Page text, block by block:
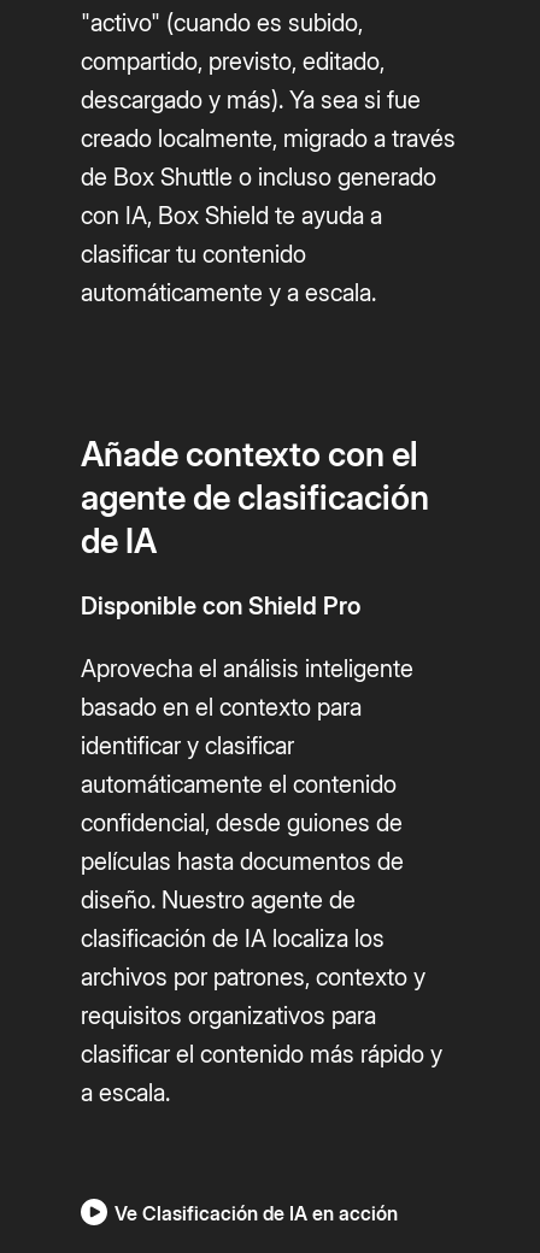
"activo" (cuando es subido,
compartido, previsto, editado,
descargado y más). Ya sea si fue
creado localmente, migrado a través
de Box Shuttle o incluso generado
con IA, Box Shield te ayuda a
clasificar tu contenido
automáticamente y a escala.
Añade contexto con el
agente de clasificación
de IA
Disponible con Shield Pro
Aprovecha el análisis inteligente
basado en el contexto para
identificar y clasificar
automáticamente el contenido
confidencial, desde guiones de
películas hasta documentos de
diseño. Nuestro agente de
clasificación de IA localiza los
archivos por patrones, contexto y
requisitos organizativos para
clasificar el contenido más rápido y
a escala.
Ve Clasificación de IA en acción